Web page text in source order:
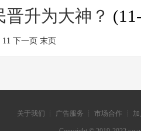
升为大神？
11 下一页 末页
关于我们 ┊ 广告服务 ┊ 市场合作 ┊